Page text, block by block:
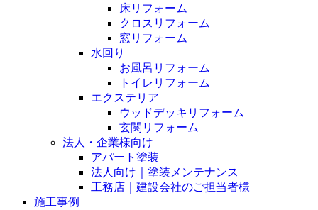
床リフォーム
クロスリフォーム
窓リフォーム
水回り
お風呂リフォーム
トイレリフォーム
エクステリア
ウッドデッキリフォーム
玄関リフォーム
法人・企業様向け
アパート塗装
法人向け｜塗装メンテナンス
工務店｜建設会社のご担当者様
施工事例